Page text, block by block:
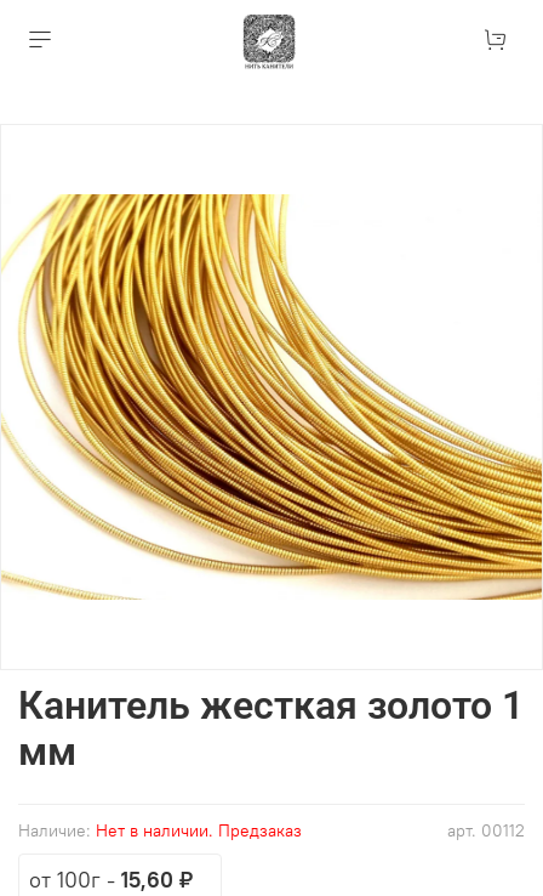
арт. 00112
Наличие: Нет в наличии. Предзаказ
Канитель жесткая золото 1
мм
от 100г - 15,60 ₽